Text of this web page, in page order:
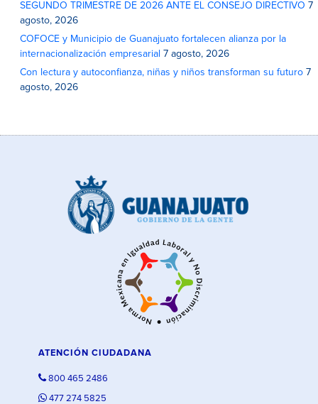
SEGUNDO TRIMESTRE DE 2026 ANTE EL CONSEJO DIRECTIVO 7
agosto, 2026
COFOCE y Municipio de Guanajuato fortalecen alianza por la
internacionalización empresarial 7 agosto, 2026
Con lectura y autoconfianza, niñas y niños transforman su futuro 7
agosto, 2026
ATENCIÓN CIUDADANA
800 465 2486
477 274 5825